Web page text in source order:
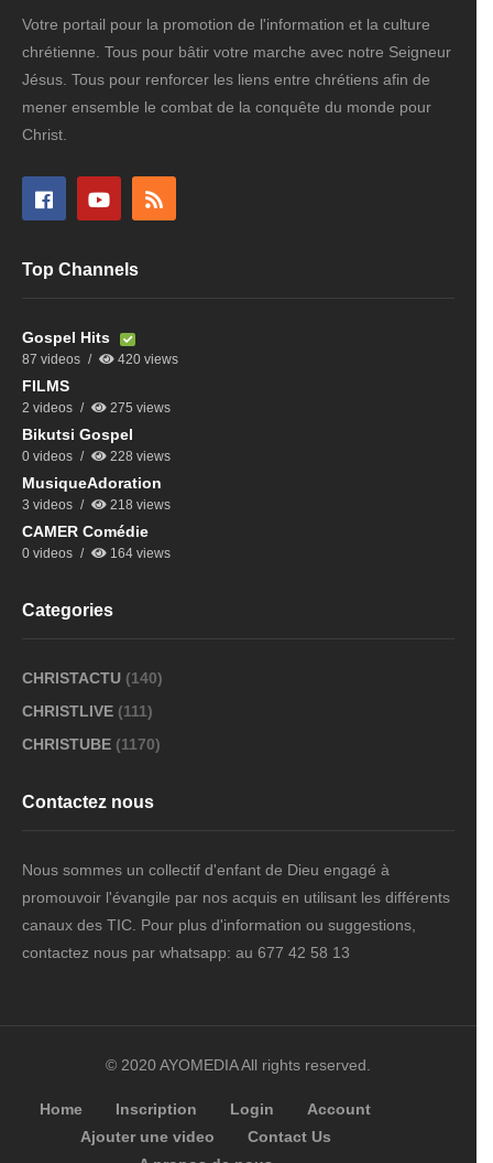
Votre portail pour la promotion de l'information et la culture
chrétienne. Tous pour bâtir votre marche avec notre Seigneur
Jésus. Tous pour renforcer les liens entre chrétiens afin de
mener ensemble le combat de la conquête du monde pour
Christ.
Top Channels
Gospel Hits
87 videos 420 views
FILMS
2 videos 275 views
Bikutsi Gospel
0 videos 228 views
MusiqueAdoration
3 videos 218 views
CAMER Comédie
0 videos 164 views
Categories
CHRISTACTU (140)
CHRISTLIVE (111)
CHRISTUBE (1170)
Contactez nous
Nous sommes un collectif d'enfant de Dieu engagé à
promouvoir l'évangile par nos acquis en utilisant les différents
canaux des TIC. Pour plus d'information ou suggestions,
contactez nous par whatsapp: au 677 42 58 13
© 2020 AYOMEDIA All rights reserved.
Home Inscription Login
Account
Ajouter une video
Contact Us